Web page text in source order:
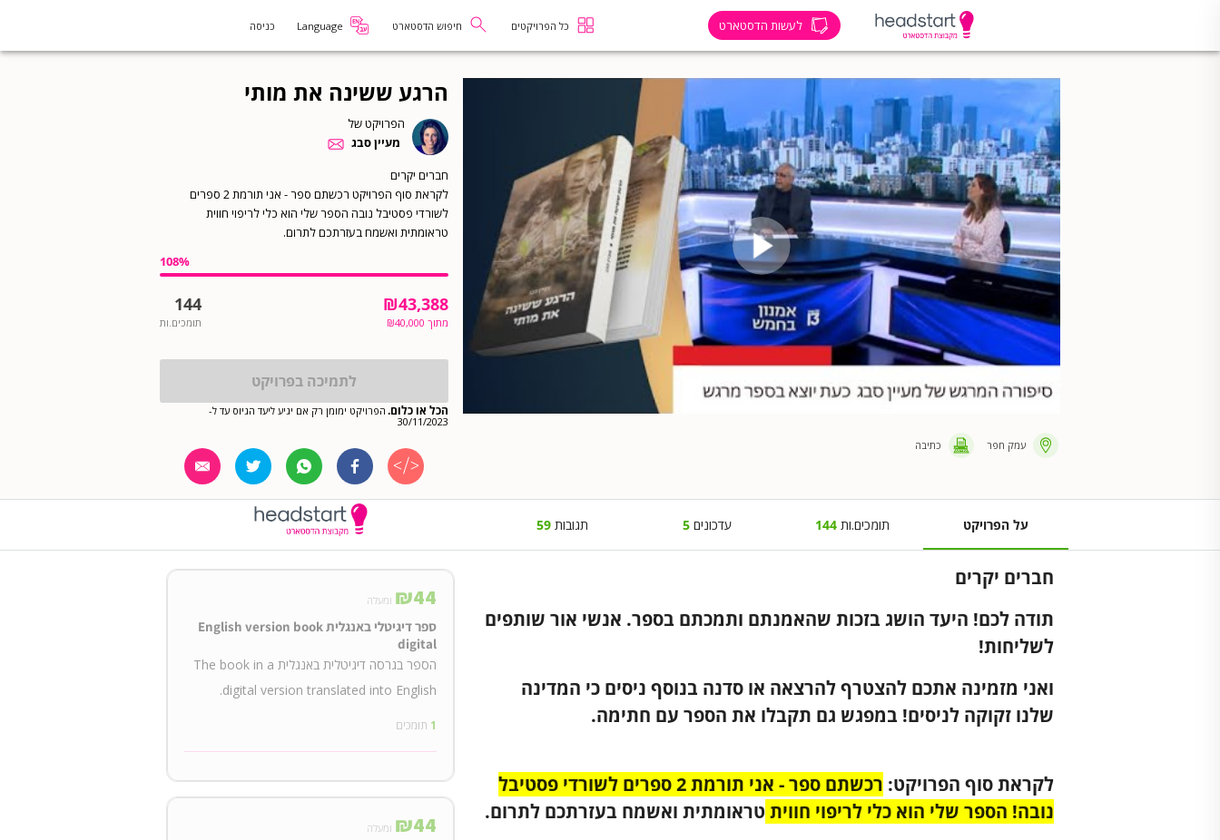
לעשות הדסטארט כל הפרויקטים חיפוש הדסטארט Language כניסה
עמק חפר כתיבה
הרגע ששינה את מותי
הפרויקט של
מעיין סבג
לקראת סוף הפרויקט רכשתם ספר - אני תורמת 2 ספרים
לשורדי פסטיבל נובה הספר שלי הוא כלי לריפוי חווית
טראומתית ואשמח בעזרתכם לתרום.
108%
₪43,388
מתוך ₪40,000
144
תומכים.ות
לתמיכה בפרויקט
הכל או כלום. הפרויקט ימומן רק אם יגיע ליעד הגיוס עד ל-
30/11/2023
על הפרויקט תומכים.ות 144 עדכונים 5 תגובות 59
חברים יקרים
תודה לכם! היעד הושג בזכות שהאמנתם ותמכתם בספר. אנשי אור שותפים
לשליחות!
ואני מזמינה אתכם להצטרף להרצאה או סדנה בנוסף ניסים כי המדינה
שלנו זקוקה לניסים! במפגש גם תקבלו את הספר עם חתימה.
לקראת סוף הפרויקט:
רכשתם ספר - אני תורמת 2 ספרים לשורדי פסטיבל
נובה! הספר שלי הוא כלי לריפוי חווית טראומתית ואשמח בעזרתכם לתרום.
₪44 ומעלה
ספר דיגיטלי באנגלית English version book
digital
הספר בגרסה דיגיטלית באנגלית The book in a
digital version translated into English.
1 תומכים
₪44 ומעלה